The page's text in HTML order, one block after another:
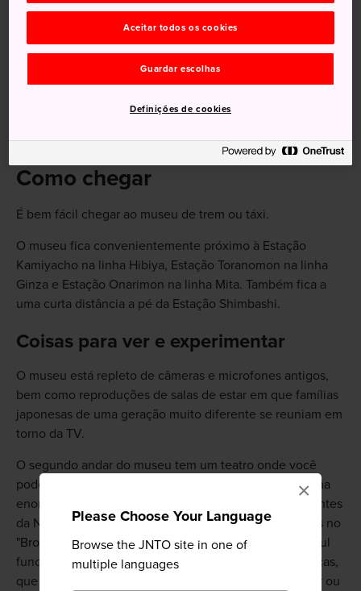
Please Choose Your Language
Browse the JNTO site in one of
multiple languages
×
Informações gerais
empresa de radiodifusão
Como chegar
É bem fácil chegar ao museu de trem ou táxi.
O museu fica convenientemente próximo à Estação
Kamiyacho na linha Hibiya, Estação Toranomon na linha
Ginza e Estação Onarimon na linha Mita. Também fica a
uma curta distância a pé da Estação Shimbashi.
Coisas para ver e experimentar
O museu está repleto de câmeras e microfones antigos,
bem como reproduções de salas de estar em que famílias
japonesas de uma geração muito diferente se reuniam em
torno da TV.
O segundo andar do museu tem um teatro onde você
pode assistir vídeos em 8K (altíssima resolução) em uma
enorme tela. Você também pode passear pelos ambientes
da NHK para experimentar a vida em frente às câmeras no
"Broadcast Experience Studio" e ver como uma tela azul
funciona. Isso é especialmente divertido para as crianças,
que podem desempenhar o papel de um apresentador ou
Aceitar todos os cookies
Guardar escolhas
Definições de cookies